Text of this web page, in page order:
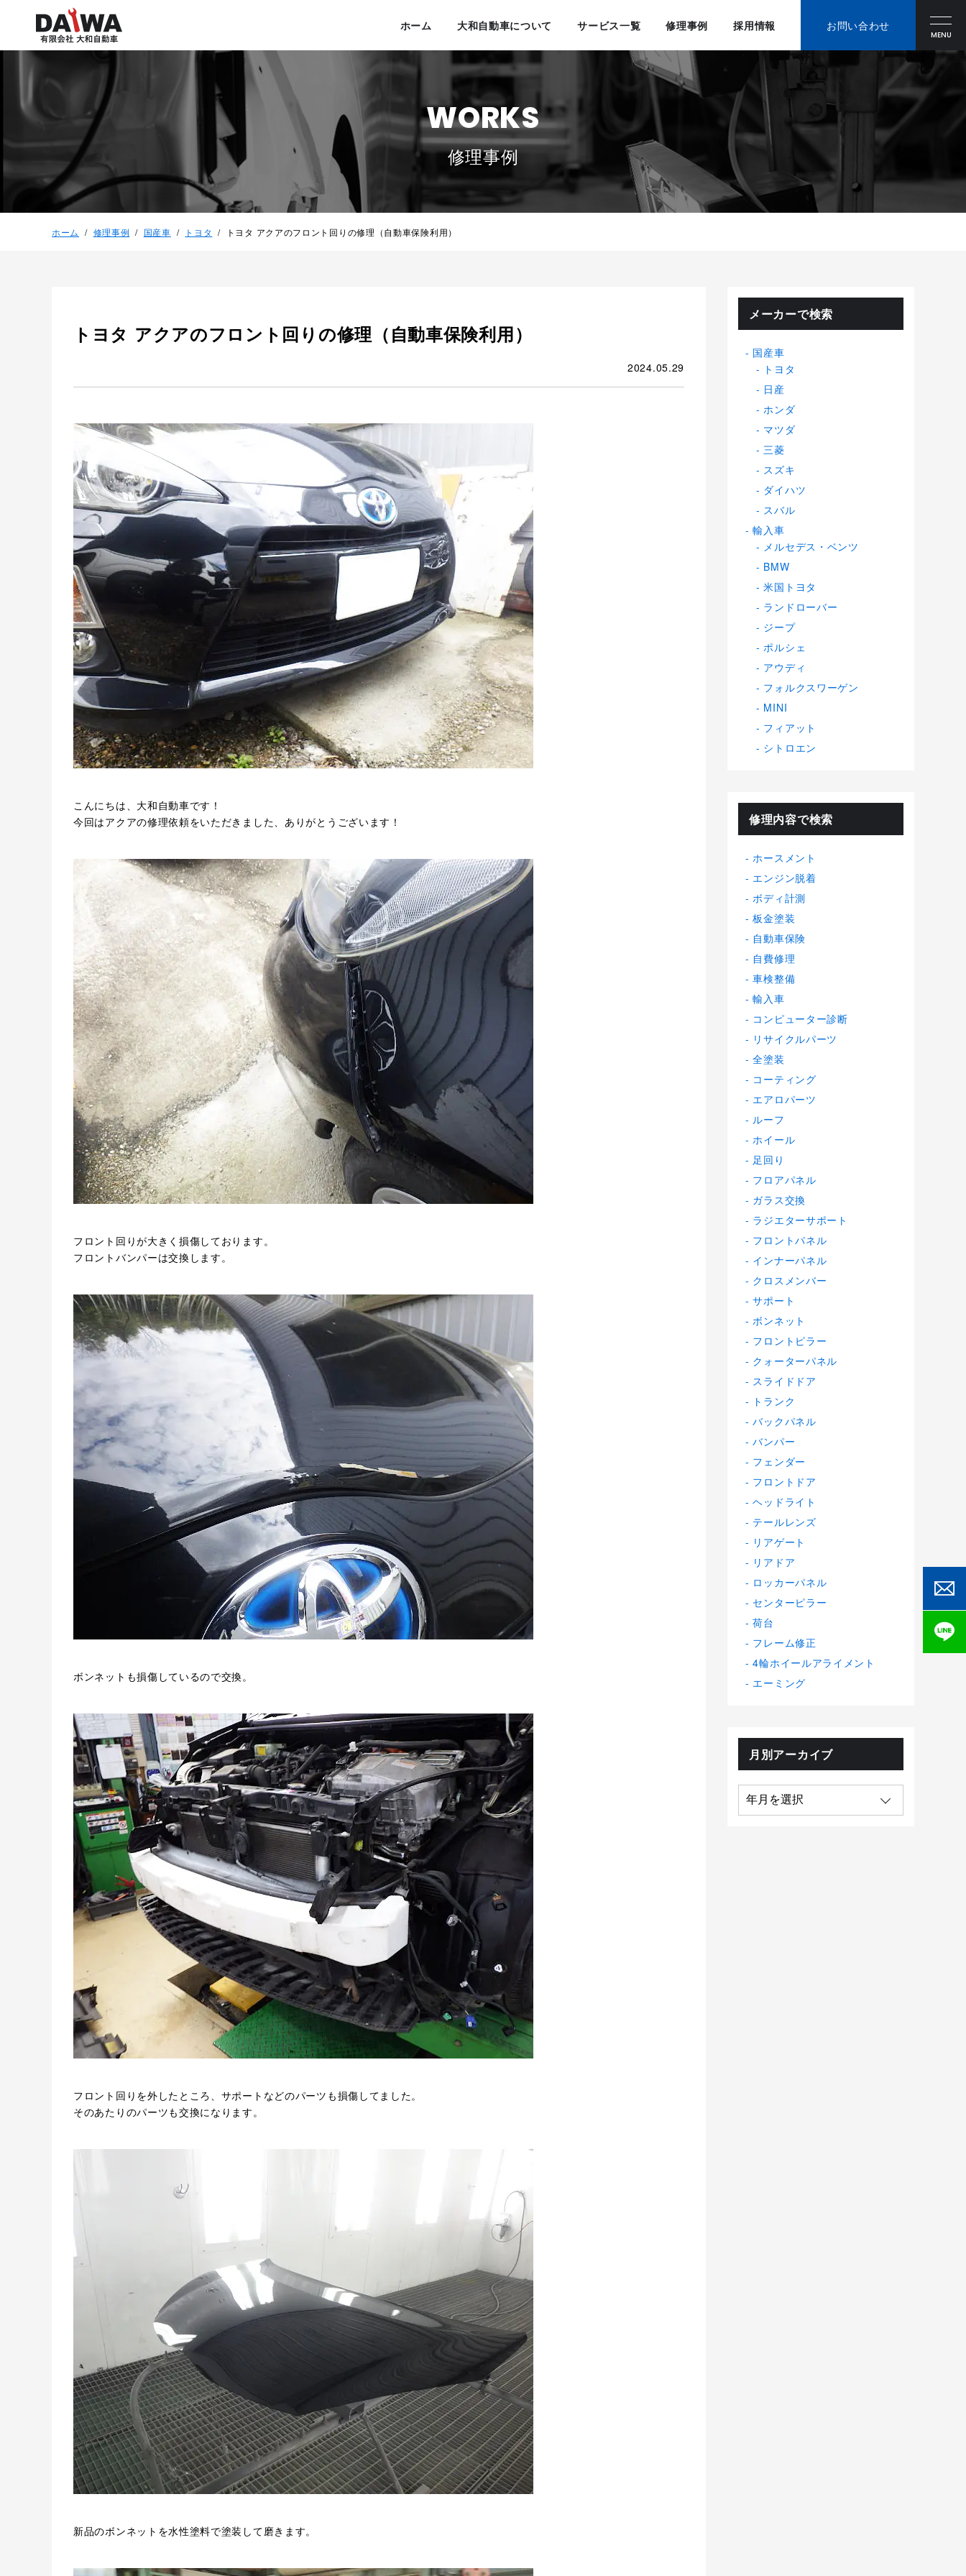
ホーム 大和自動車について サービス一覧 修理事例 採用情報 お問い合わせ
MENU
WORKS
修理事例
ホーム 修理事例 国産車 トヨタ トヨタ アクアのフロント回りの修理（自動車保険利用）
トヨタ アクアのフロント回りの修理（自動車保険利用）
2024.05.29
こんにちは、大和自動車です！
今回はアクアの修理依頼をいただきました、ありがとうございます！
フロント回りが大きく損傷しております。
フロントバンパーは交換します。
ボンネットも損傷しているので交換。
フロント回りを外したところ、サポートなどのパーツも損傷してました。
そのあたりのパーツも交換になります。
新品のボンネットを水性塗料で塗装して磨きます。
メーカーで検索
国産車
トヨタ
日産
ホンダ
マツダ
三菱
スズキ
ダイハツ
スバル
輸入車
メルセデス・ベンツ
BMW
米国トヨタ
ランドローバー
ジープ
ポルシェ
アウディ
フォルクスワーゲン
MINI
フィアット
シトロエン
修理内容で検索
ホースメント
エンジン脱着
ボディ計測
板金塗装
自動車保険
自費修理
車検整備
輸入車
コンピューター診断
リサイクルパーツ
全塗装
コーティング
エアロパーツ
ルーフ
ホイール
足回り
フロアパネル
ガラス交換
ラジエターサポート
フロントパネル
インナーパネル
クロスメンバー
サポート
ボンネット
フロントピラー
クォーターパネル
スライドドア
トランク
バックパネル
バンパー
フェンダー
フロントドア
ヘッドライト
テールレンズ
リアゲート
リアドア
ロッカーパネル
センターピラー
荷台
フレーム修正
4輪ホイールアライメント
エーミング
月別アーカイブ